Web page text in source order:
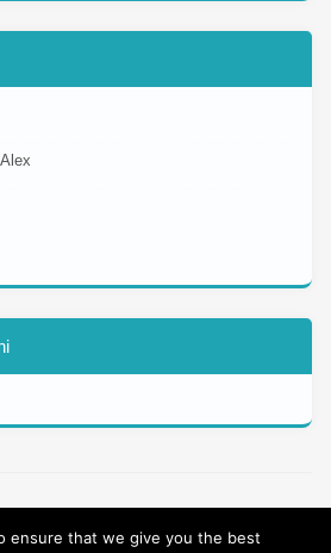
Twenty Twelve.
Jurnale de tura
ensure that we give you the best